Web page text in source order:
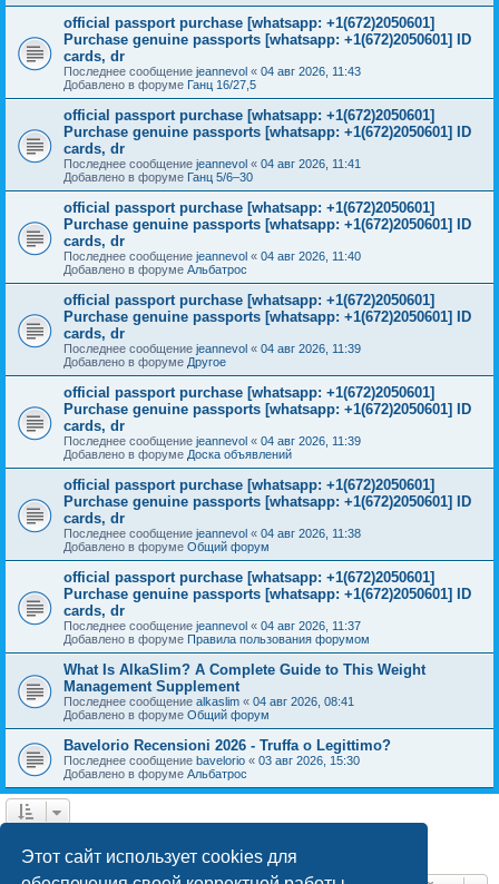
Этот сайт использует cookies для
official passport purchase [whatsapp: +1(672)2050601]
Purchase genuine passports [whatsapp: +1(672)2050601] ID
cards, dr
Последнее сообщение jeannevol « 04 авг 2026, 11:43
Добавлено в форуме Ганц 16/27,5
official passport purchase [whatsapp: +1(672)2050601]
Purchase genuine passports [whatsapp: +1(672)2050601] ID
cards, dr
Последнее сообщение jeannevol « 04 авг 2026, 11:41
Добавлено в форуме Ганц 5/6–30
official passport purchase [whatsapp: +1(672)2050601]
Purchase genuine passports [whatsapp: +1(672)2050601] ID
cards, dr
Последнее сообщение jeannevol « 04 авг 2026, 11:40
Добавлено в форуме Альбатрос
official passport purchase [whatsapp: +1(672)2050601]
Purchase genuine passports [whatsapp: +1(672)2050601] ID
cards, dr
Последнее сообщение jeannevol « 04 авг 2026, 11:39
Добавлено в форуме Другое
official passport purchase [whatsapp: +1(672)2050601]
Purchase genuine passports [whatsapp: +1(672)2050601] ID
cards, dr
Последнее сообщение jeannevol « 04 авг 2026, 11:39
Добавлено в форуме Доска объявлений
official passport purchase [whatsapp: +1(672)2050601]
Purchase genuine passports [whatsapp: +1(672)2050601] ID
cards, dr
Последнее сообщение jeannevol « 04 авг 2026, 11:38
Добавлено в форуме Общий форум
official passport purchase [whatsapp: +1(672)2050601]
Purchase genuine passports [whatsapp: +1(672)2050601] ID
cards, dr
Последнее сообщение jeannevol « 04 авг 2026, 11:37
Добавлено в форуме Правила пользования форумом
What Is AlkaSlim? A Complete Guide to This Weight
Management Supplement
Последнее сообщение alkaslim « 04 авг 2026, 08:41
Добавлено в форуме Общий форум
Bavelorio Recensioni 2026 - Truffa o Legittimo?
Последнее сообщение bavelorio « 03 авг 2026, 15:30
Добавлено в форуме Альбатрос